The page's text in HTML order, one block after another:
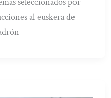
al euskera de